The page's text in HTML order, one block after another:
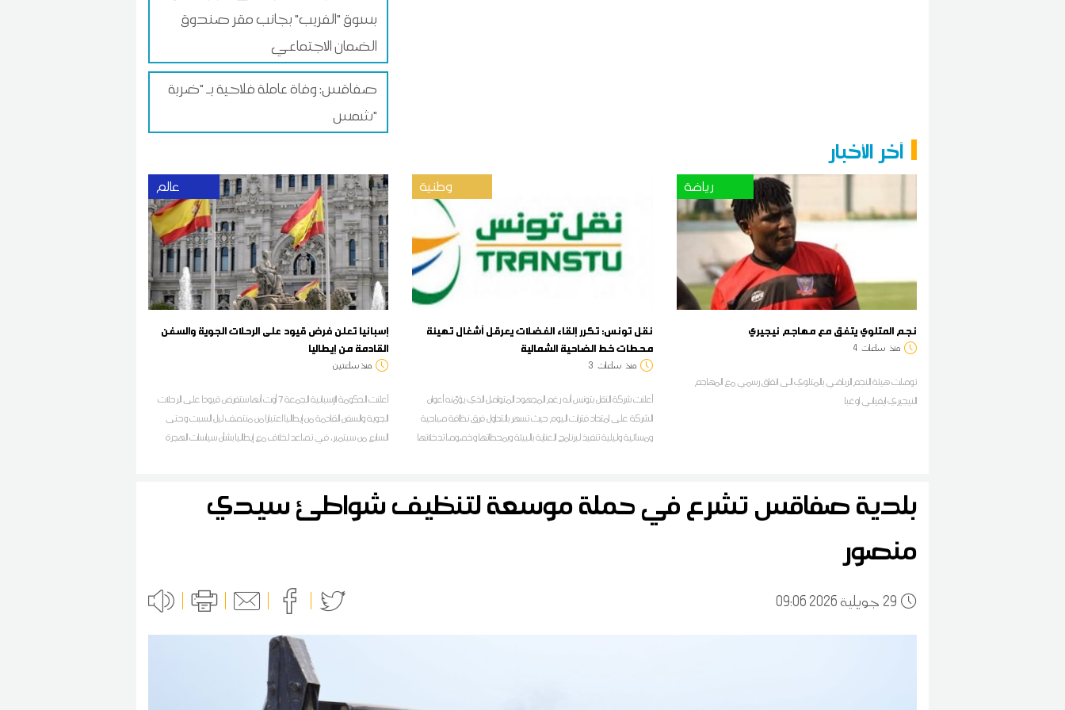
بسوق "الفريب" بجانب مقر صندوق
الضمان الاجتماعي
صفاقس: وفاة عاملة فلاحية بـ "ضربة
شمس"
آخر الأخبار
عالم
إسبانيا تعلن فرض قيود على الرحلات الجوية والسفن
القادمة من إيطاليا
منذ ساعتين
أعلنت الحكومة الإسبانية الجمعة 7 أوت أنها ستفرض قيودا على الرحلات
الجوية والسفن القادمة من إيطاليا اعتبارا من منتصف ليل السبت وحتى
السابع من سبتمبر، في تصاعد لخلاف مع إيطاليا بشأن سياسات الهجرة
وطنية
نقل تونس: تكرر إلقاء الفضلات يعرقل أشغال تهيئة
محطات خط الضاحية الشمالية
منذ ساعات 3
أعلنت شركة النقل بتونس أنه رغم المجهود المتواصل الذي يؤمّنه أعوان
الشركة على امتداد فترات اليوم حيث تسهر بالتداول فرق نظافة صباحية
ومسائية وليلية تنفيذ لبرنامج العناية بالبيئة وبمحطاتها وخصوصا تدخلاتها
الخط ت.ح.م مازالت عرضة للاعتداءات من قبل المتساكنين وأصحاب
المحلات التجارية المجاورين لهذه الفضاءات
رياضة
نجم المتلوي يتفق مع مهاجم نيجيري
منذ ساعات 4
توصلت هيئة النجم الرياضي بالمتلوي الى اتفاق رسمي مع المهاجم
النيجيري ايفياني اوغبا
بلدية صفاقس تشرع في حملة موسعة لتنظيف شواطئ سيدي
منصور
29 09:06 2026 جويلية